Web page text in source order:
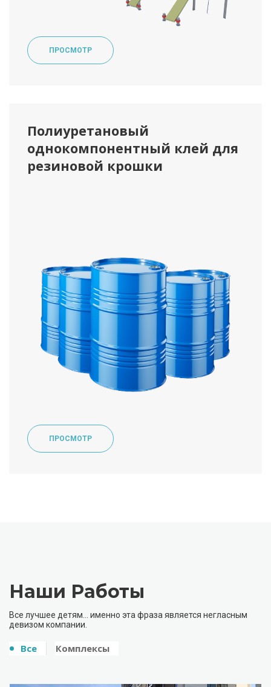
ПРОСМОТР
Полиуретановый
однокомпонентный клей для
резиновой крошки
ПРОСМОТР
Наши Работы
Все лучшее детям… именно эта фраза является негласным
девизом компании.
Все Комплексы